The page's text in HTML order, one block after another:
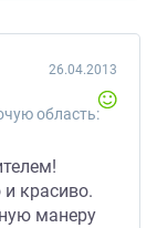
область:
26.04.2013
красиво.
манеру